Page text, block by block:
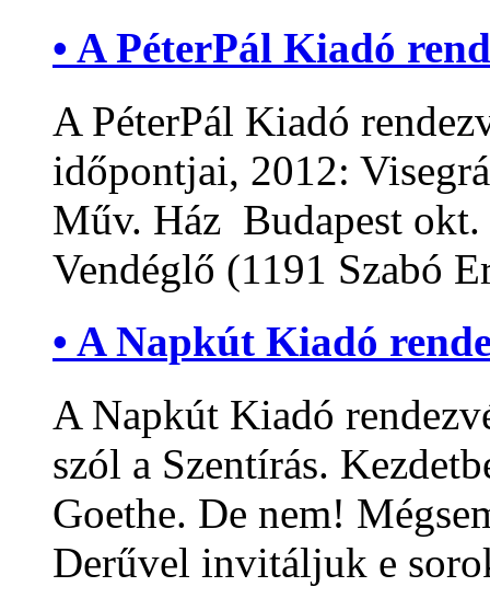
• A PéterPál Kiadó
A PéterPál Kiadó
időpontjai, 2012:
Műv. Ház Budapest
Vendéglő (1191 Szabó
• A Napkút Kiadó
A Napkút Kiadó
szól a Szentírás.
Goethe. De nem!
Derűvel invitáljuk e